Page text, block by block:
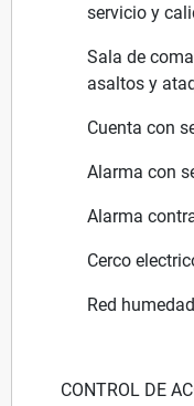
servicio y
Sala de
asaltos y
Cuenta con
Alarma con
Alarma
Cerco
Red
CONTROL DE